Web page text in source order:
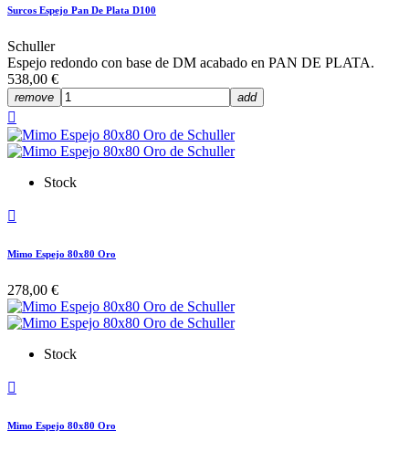
Surcos Espejo Pan De Plata D100
Schuller
Espejo redondo con base de DM acabado en PAN DE PLATA.
538,00 €
remove add

Stock

Mimo Espejo 80x80 Oro
278,00 €
Stock

Mimo Espejo 80x80 Oro